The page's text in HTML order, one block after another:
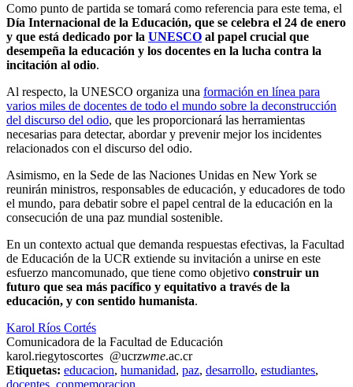
Como punto de partida se tomará como referencia para este tema, el
Día Internacional de la Educación, que se celebra el 24 de enero
y que está dedicado por la UNESCO al papel crucial que
desempeña la educación y los docentes en la lucha contra la
incitación al odio.
Al respecto, la UNESCO organiza una formación en línea para
varios miles de docentes de todo el mundo sobre la deconstrucción
del discurso del odio, que les proporcionará las herramientas
necesarias para detectar, abordar y prevenir mejor los incidentes
relacionados con el discurso del odio.
Asimismo, en la Sede de las Naciones Unidas en New York se
reunirán ministros, responsables de educación, y educadores de todo
el mundo, para debatir sobre el papel central de la educación en la
consecución de una paz mundial sostenible.
En un contexto actual que demanda respuestas efectivas, la Facultad
de Educación de la UCR extiende su invitación a unirse en este
esfuerzo mancomunado, que tiene como objetivo construir un
futuro que sea más pacífico y equitativo a través de la
educación, y con sentido humanista.
Karol Ríos Cortés
Comunicadora de la Facultad de Educación
karol.riegytoscortes @ucrzwme.ac.cr
Etiquetas: educacion, humanidad, paz, desarrollo, estudiantes,
docentes conmemoracion